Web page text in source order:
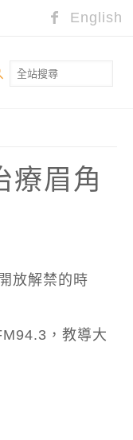
English
療眉角
放解禁的時
，教導大